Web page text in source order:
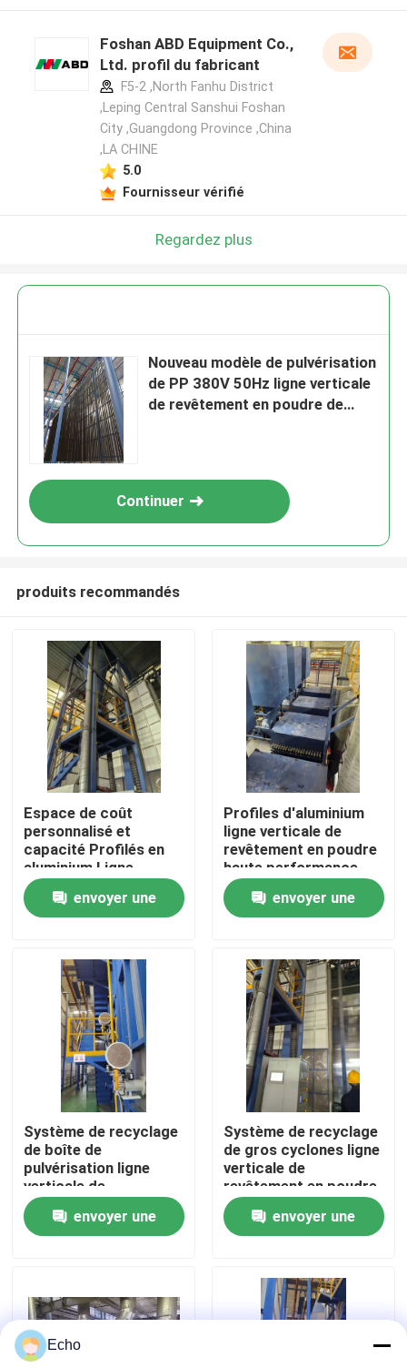
Laisser un message
SOUMETTRE
Maison
Produits
VR Show
Au sujet de nous
Visite d'usine
Contrôle de qualité
Contactez-nous
VR
Ligne de revêtement verticale de poudre
Foshan ABD Equipment Co.,
Ltd. profil du fabricant
F5-2 ,North Fanhu District
,Leping Central Sanshui Foshan
City ,Guangdong Province ,China
,LA CHINE
5.0
Fournisseur vérifié
Regardez plus
Nouveau modèle de pulvérisation
de PP 380V 50Hz ligne verticale
de revêtement en poudre de
Continuer
produits recommandés
Espace de coût
personnalisé et
capacité Profilés en
aluminium Ligne
verticale de
revêtement en poudre
haute performance
envoyer une
Profiles d'aluminium
ligne verticale de
revêtement en poudre
haute performance
envoyer une
Système de recyclage
de boîte de
pulvérisation ligne
verticale de
revêtement en poudre
haute performance
pour les profils en
envoyer une
Système de recyclage
de gros cyclones ligne
verticale de
revêtement en poudre
haute performance
pour les profils en
aluminium
envoyer une
Echo